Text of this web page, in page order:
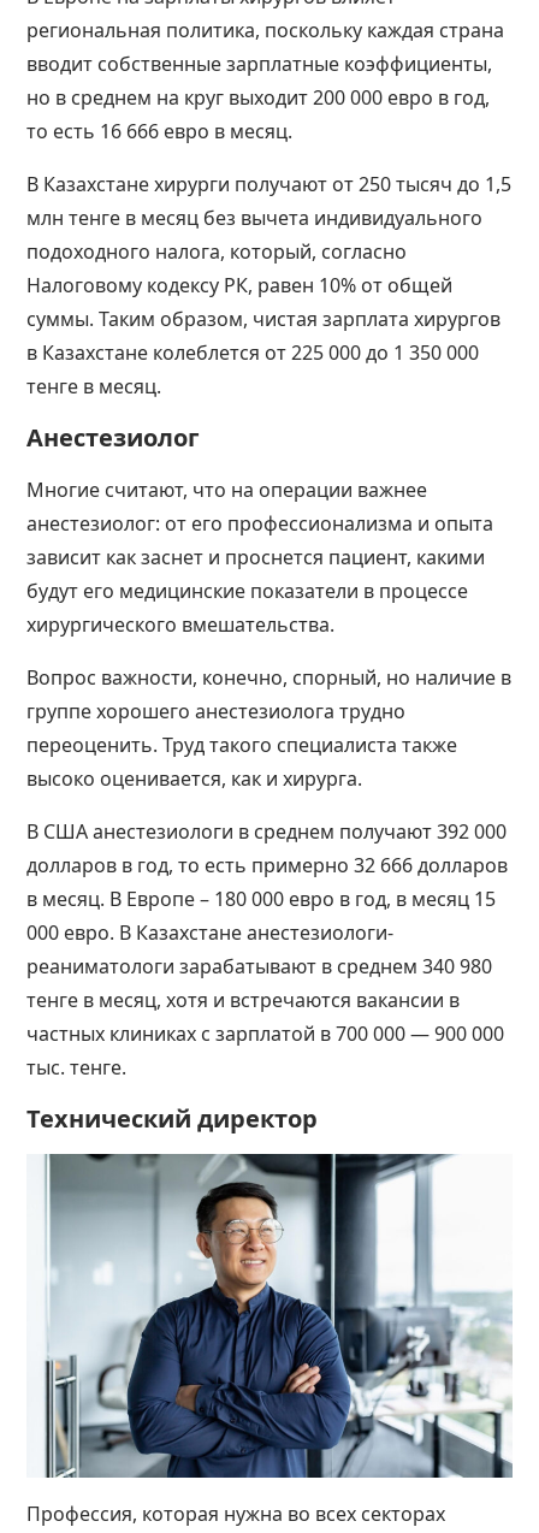
региональная политика, поскольку каждая страна
вводит собственные зарплатные коэффициенты,
но в среднем на круг выходит 200 000 евро в год,
то есть 16 666 евро в месяц.
В Казахстане хирурги получают от 250 тысяч до 1,5
млн тенге в месяц без вычета индивидуального
подоходного налога, который, согласно
Налоговому кодексу РК, равен 10% от общей
суммы. Таким образом, чистая зарплата хирургов
в Казахстане колеблется от 225 000 до 1 350 000
тенге в месяц.
Анестезиолог
Многие считают, что на операции важнее
анестезиолог: от его профессионализма и опыта
зависит как заснет и проснется пациент, какими
будут его медицинские показатели в процессе
хирургического вмешательства.
Вопрос важности, конечно, спорный, но наличие в
группе хорошего анестезиолога трудно
переоценить. Труд такого специалиста также
высоко оценивается, как и хирурга.
В США анестезиологи в среднем получают 392 000
долларов в год, то есть примерно 32 666 долларов
в месяц. В Европе – 180 000 евро в год, в месяц 15
000 евро. В Казахстане анестезиологи-
реаниматологи зарабатывают в среднем 340 980
тенге в месяц, хотя и встречаются вакансии в
частных клиниках с зарплатой в 700 000 — 900 000
тыс. тенге.
Технический директор
Профессия, которая нужна во всех секторах